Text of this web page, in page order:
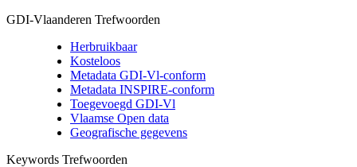
GDI-Vlaanderen Trefwoorden
Herbruikbaar
Kosteloos
Metadata GDI-Vl-conform
Metadata INSPIRE-conform
Toegevoegd GDI-Vl
Vlaamse Open data
Geografische gegevens
Keywords Trefwoorden